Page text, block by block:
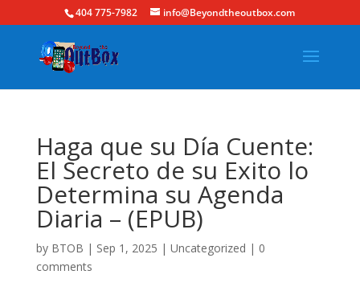
404 775-7982 info@Beyondtheoutbox.com
Haga que su Día Cuente:
El Secreto de su Exito lo
Determina su Agenda
Diaria – (EPUB)
by BTOB | Sep 1, 2025 | Uncategorized | 0
comments